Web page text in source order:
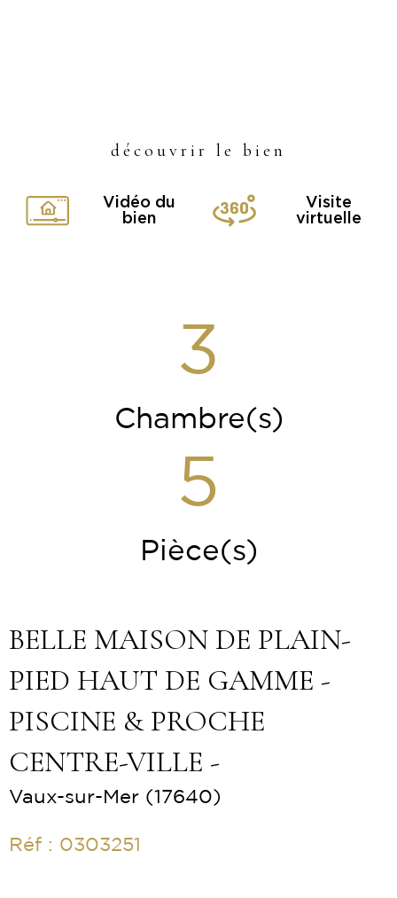
découvrir le bien
Vidéo du
bien
Visite
virtuelle
3
Chambre(s)
5
Pièce(s)
BELLE MAISON DE PLAIN-
PIED HAUT DE GAMME -
PISCINE & PROCHE
CENTRE-VILLE -
Vaux-sur-Mer (17640)
Réf : 0303251